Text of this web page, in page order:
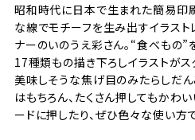
昭和時代に日本で生まれた簡易印刷
な線でモチーフを生み出すイラスト
ナーのいのうえ彩さん。“食べもの
17種類もの描き下ろしイラストがス
美味しそうな焦げ目のみたらしだん
はもちろん、たくさん押してもかわ
ードに押したり、ぜひ色々な使い方